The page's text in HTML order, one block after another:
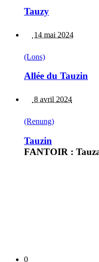
Tauzy
14 mai 2024
(Lons)
Allée du Tauzin
8 avril 2024
(Renung)
Tauzin
FANTOIR :
0